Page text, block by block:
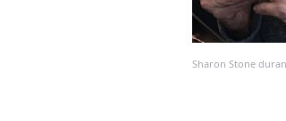
Sharon Stone